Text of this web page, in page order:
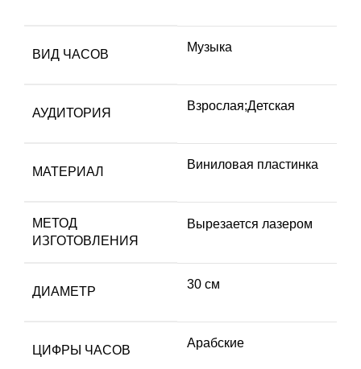
ВИД ЧАСОВ
Музыка
АУДИТОРИЯ
Взрослая;Детская
МАТЕРИАЛ
Виниловая пластинка
МЕТОД
ИЗГОТОВЛЕНИЯ
Вырезается лазером
ДИАМЕТР
30 см
ЦИФРЫ ЧАСОВ
Арабские